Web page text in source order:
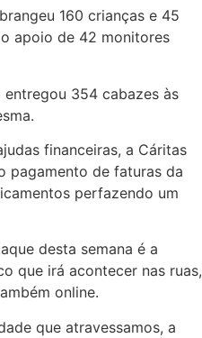
160 crianças e 45
apoio de 42 monitores
354 cabazes às
financeiras, a Cáritas
pagamento de faturas da
perfazendo um
desta semana é a
que irá acontecer nas ruas,
online.
que atravessamos, a